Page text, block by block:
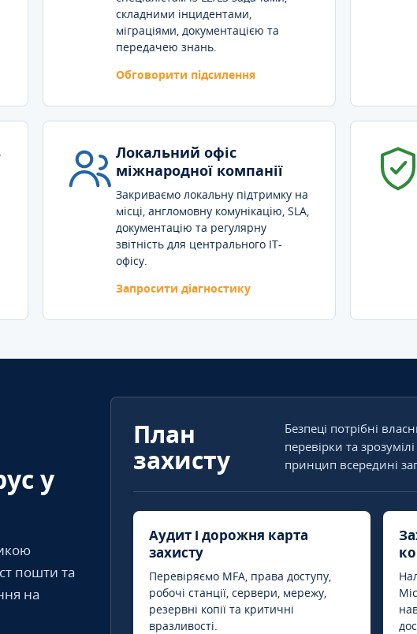
складними інцидентами,
міграціями, документацією та
передачею знань.
Обговорити підсилення
Локальний офіс
міжнародної компанії
Закриваємо локальну підтримку на
місці, англомовну комунікацію, SLA,
документацію та регулярну
звітність для центрального IT-
офісу.
Запросити діагностику
у
пошти та
на
План
захисту
Безпеці потрібні
перевірки та
принцип всередині
Аудит і дорожня карта
захисту
Перевіряємо MFA, права доступу,
робочі станції, сервери, мережу,
резервні копії та критичні
вразливості.